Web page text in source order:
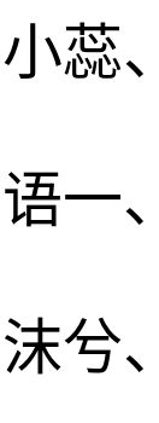
蕊
一
兮